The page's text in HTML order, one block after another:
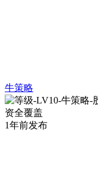
牛策略
1年前发布